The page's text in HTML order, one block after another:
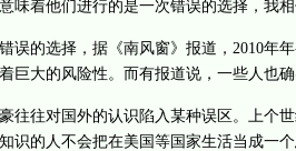
味着他们进行的是一次错误的选择，我
的选择，据《南风窗》报道，2010年
巨大的风险性。而有报道说，一些人也
往对国外的认识陷入某种误区。上个世
识的人不会把在美国等国家生活当成一